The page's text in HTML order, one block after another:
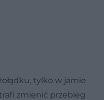
tylko w jamie
zmienić przebieg